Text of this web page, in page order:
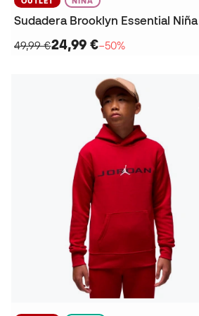
Sudadera Brooklyn Essential Niña
49,99 €24,99 €−50%